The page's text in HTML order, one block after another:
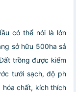
có thể nói là lớn
sở hữu 500ha sả
trồng được kiểm
tưới sạch, độ ph
hóa chất, kích thích